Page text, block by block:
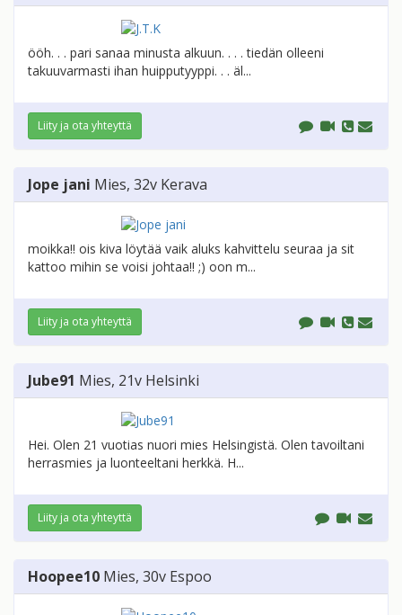
ööh. . . pari sanaa minusta alkuun. . . . tiedän olleeni
takuuvarmasti ihan huipputyyppi. . . äl...
Liity ja ota yhteyttä
Jope jani Mies, 32v Kerava
moikka!! ois kiva löytää vaik aluks kahvittelu seuraa ja sit
kattoo mihin se voisi johtaa!! ;) oon m...
Liity ja ota yhteyttä
Jube91 Mies, 21v Helsinki
Hei. Olen 21 vuotias nuori mies Helsingistä. Olen tavoiltani
herrasmies ja luonteeltani herkkä. H...
Liity ja ota yhteyttä
Hoopee10 Mies, 30v Espoo